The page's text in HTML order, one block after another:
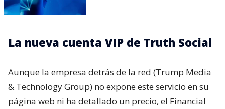
La nueva cuenta VIP de Truth Social
Aunque la empresa detrás de la red (Trump Media
& Technology Group) no expone este servicio en su
página web ni ha detallado un precio, el Financial